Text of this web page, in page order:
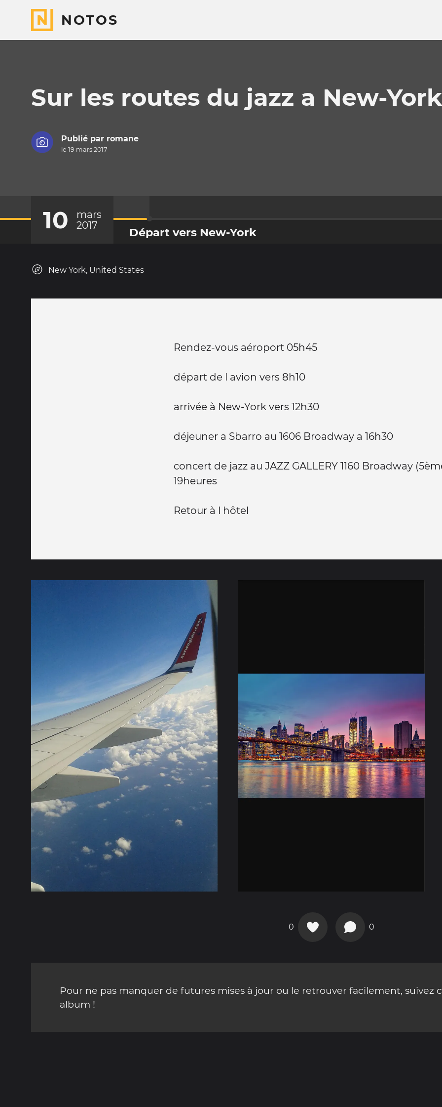
NOTOS
Sur les routes du jazz a New-York
Publié par romane
le 19 mars 2017
10
mars
2017
Départ vers New-York
New York, United States
Rendez-vous aéroport 05h45
départ de l avion vers 8h10
arrivée à New-York vers 12h30
déjeuner a Sbarro au 1606 Broadway a 16h30
concert de jazz au JAZZ GALLERY 1160 Broadway
19heures
Retour à l hôtel
0 0
Pour ne pas manquer de futures mises à jour ou le retrouver facilement, suivez
album !